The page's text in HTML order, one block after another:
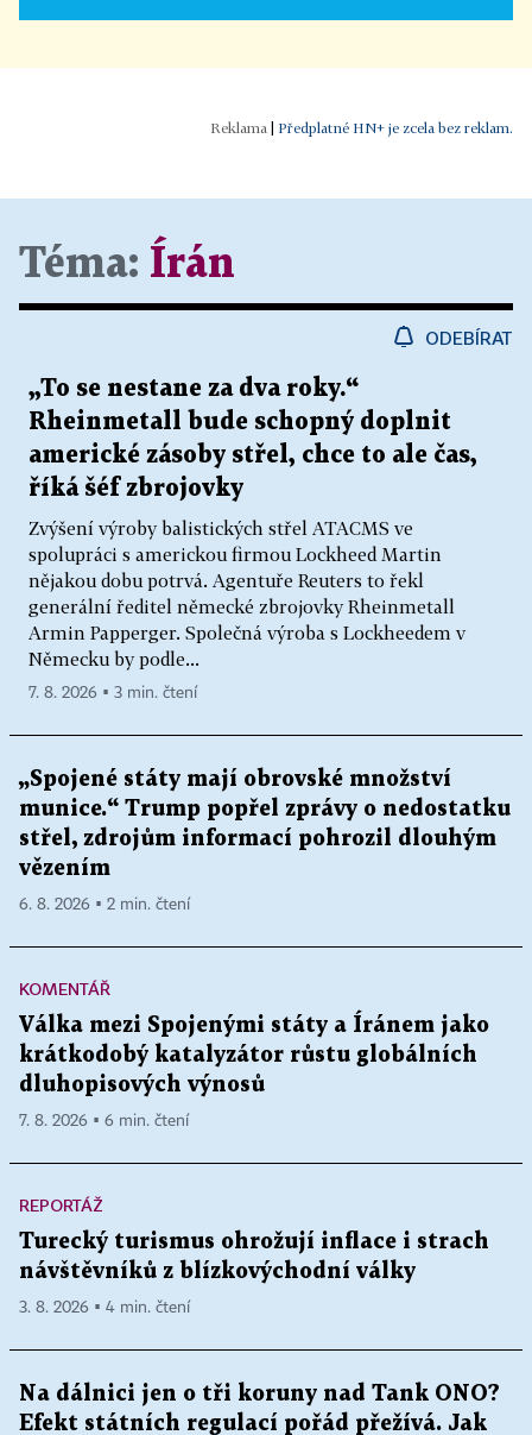
Předplatné HN+ je zcela bez reklam.
Téma: Írán
ODEBÍRAT
„To se nestane za dva roky.“
Rheinmetall bude schopný doplnit
americké zásoby střel, chce to ale čas,
říká šéf zbrojovky
Zvýšení výroby balistických střel ATACMS ve
spolupráci s americkou firmou Lockheed Martin
nějakou dobu potrvá. Agentuře Reuters to řekl
generální ředitel německé zbrojovky Rheinmetall
Armin Papperger. Společná výroba s Lockheedem v
Německu by podle...
7. 8. 2026 ▪ 3 min. čtení
„Spojené státy mají obrovské množství
munice.“ Trump popřel zprávy o nedostatku
střel, zdrojům informací pohrozil dlouhým
vězením
6. 8. 2026 ▪ 2 min. čtení
KOMENTÁŘ
Válka mezi Spojenými státy a Íránem jako
krátkodobý katalyzátor růstu globálních
dluhopisových výnosů
7. 8. 2026 ▪ 6 min. čtení
REPORTÁŽ
Turecký turismus ohrožují inflace i strach
návštěvníků z blízkovýchodní války
3. 8. 2026 ▪ 4 min. čtení
Na dálnici jen o tři koruny nad Tank ONO?
Efekt státních regulací pořád přežívá. Jak